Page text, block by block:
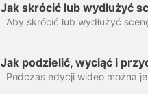
Jak skrócić lub wydłużyć
Jak podzielić, wyciąć i